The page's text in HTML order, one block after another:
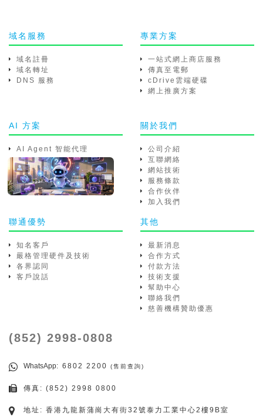
域名服務
域名註冊
域名轉址
DNS 服務
專業方案
一站式網上商店服務
傳真至電郵
cDrive雲端硬碟
網上推廣方案
AI 方案
AI Agent 智能代理
關於我們
公司介紹
互聯網絡
網站技術
服務條款
合作伙伴
加入我們
聯通優勢
知名客戶
嚴格管理硬件及技術
各界認同
客戶說話
其他
最新消息
合作方式
付款方法
技術支援
幫助中心
聯絡我們
慈善機構贊助優惠
(852) 2998-0808
WhatsApp: 6802 2200 (售前查詢)
傳真: (852) 2998 0800
地址: 香港九龍新蒲崗大有街32號泰力工業中心2樓9B室